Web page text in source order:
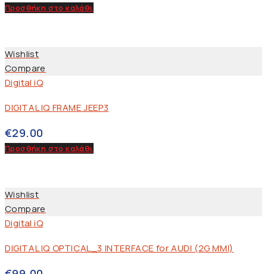
Προσθήκη στο καλάθι
Wishlist
Compare
Digital iQ
DIGITAL IQ FRAME JEEP3
€29.00
Προσθήκη στο καλάθι
Wishlist
Compare
Digital iQ
DIGITAL IQ OPTICAL_3 INTERFACE for AUDI (2G MMI)